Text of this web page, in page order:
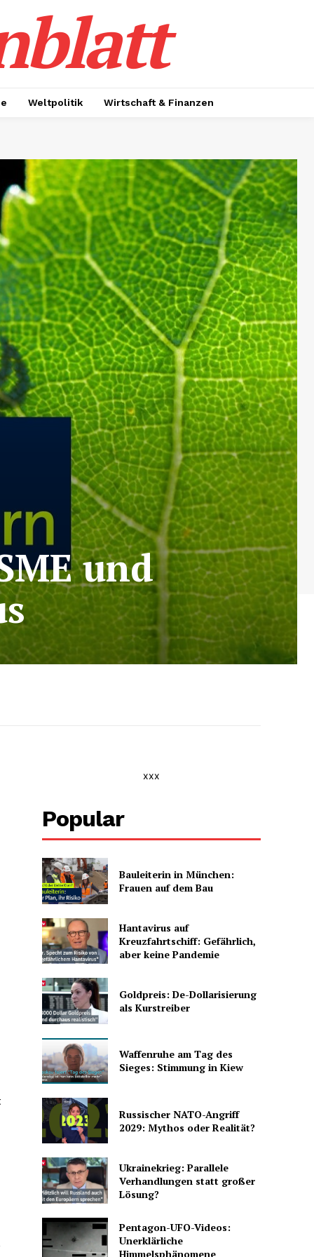
Weltpolitik Wirtschaft & Finanzen
und
xxx
Popular
Bauleiterin in München:
Frauen auf dem Bau
Hantavirus auf
Kreuzfahrtschiff: Gefährlich,
aber keine Pandemie
Goldpreis: De-Dollarisierung
als Kurstreiber
Waffenruhe am Tag des
Sieges: Stimmung in Kiew
Russischer NATO-Angriff
2029: Mythos oder Realität?
Ukrainekrieg: Parallele
Verhandlungen statt großer
Lösung?
Pentagon-UFO-Videos:
Unerklärliche
Himmelsphänomene